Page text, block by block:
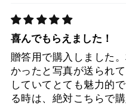
喜んでもらえました！
贈答用で購入しました
かったと写真が送られ
していてとても魅力的
る時は、絶対こちらで